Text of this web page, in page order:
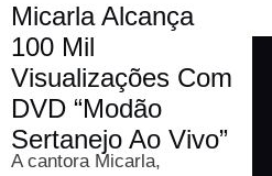
Micarla Alcança
100 Mil
Visualizações Com
DVD “Modão
Sertanejo Ao Vivo”
A cantora Micarla,